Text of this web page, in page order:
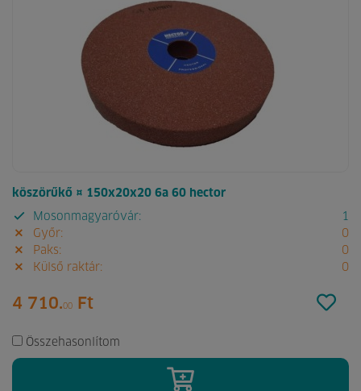
köszörűkő ¤ 150x20x20 6a 60 hector
Mosonmagyaróvár:
1
Győr:
0
Paks:
0
Külső raktár:
0
4 710.00 Ft
Összehasonlítom